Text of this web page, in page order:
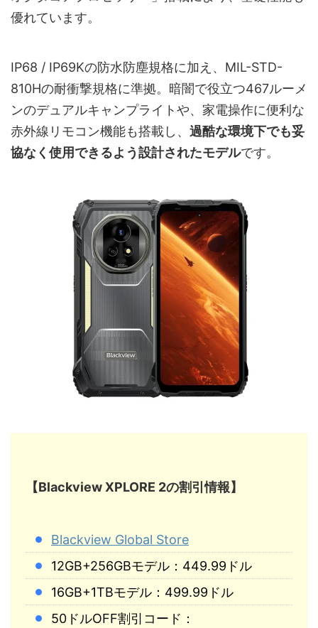
優れています。
IP68 / IP69Kの防水防塵規格に加え、MIL-STD-
810Hの耐衝撃規格に準拠。暗闇で役立つ467ルーメ
ンのデュアルキャンプライトや、家電操作に便利な
赤外線リモコン機能も搭載し、 過酷な環境下でも妥
協なく使用できるよう設計されたモデルです。
【Blackview XPLORE 2の割引情報】
Blackview Global Store
12GB+256GBモデル：449.99ドル
16GB+1TBモデル：499.99ドル
50ドルOFF割引コード：